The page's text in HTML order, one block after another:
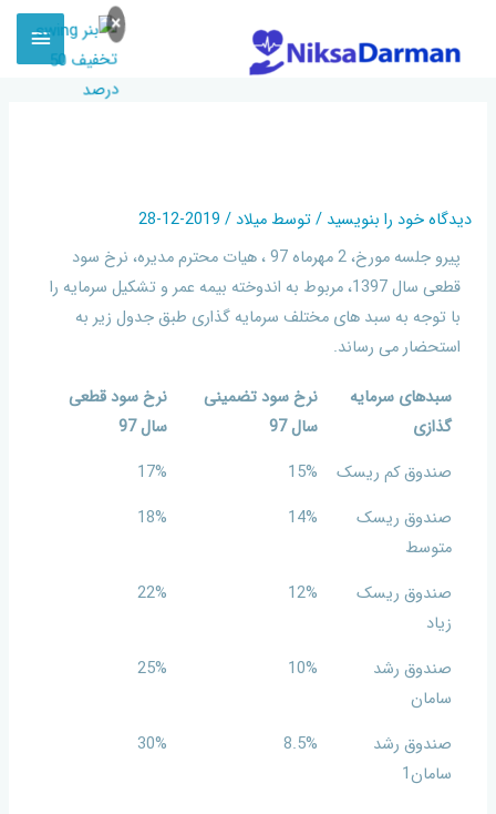
×
دیدگاه‌ خود را بنویسید / توسطمیلاد/
2019-12-28
پیرو جلسه مورخ، 2 مهرماه 97 ، هیات محترم مدیره، نرخ سود
قطعی سال 1397، مربوط به اندوخته بیمه عمر و تشکیل سرمایه را
با توجه به سبد های مختلف سرمایه گذاری طبق جدول زیر به
استحضار می رساند.
سبدهای سرمایه
گذازی
نرخ سود تضمینی
سال 97
نرخ سود قطعی
سال 97
صندوق کم ریسک
15%
17%
صندوق ریسک
متوسط
14%
18%
صندوق ریسک
زیاد
12%
22%
صندوق رشد
سامان
10%
25%
صندوق رشد
سامان1
8.5%
30%